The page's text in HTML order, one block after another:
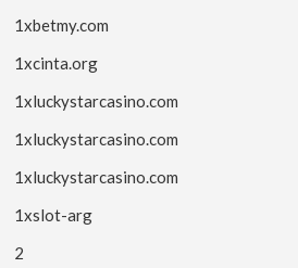
1xbetmy.com
1xcinta.org
1xluckystarcasino.com
1xluckystarcasino.com
1xluckystarcasino.com
1xslot-arg
2